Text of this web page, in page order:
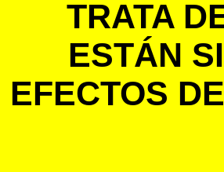
TRATA
ESTÁN
EFECTOS